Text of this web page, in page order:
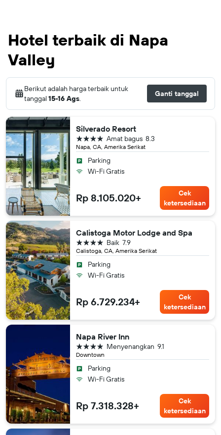
Hotel terbaik di Napa
Valley
Berikut adalah harga terbaik untuk
tanggal 15-16 Ags.
Ganti tanggal
Silverado Resort
Napa, CA, Amerika Serikat
8.3
Amat bagus
bintang 4
Parking
Wi-Fi Gratis
Rp 8.105.020+
Cek
ketersediaan
Calistoga Motor Lodge and Spa
Calistoga, CA, Amerika Serikat
7.9
Baik
bintang 4
Parking
Wi-Fi Gratis
Rp 6.729.234+
Cek
ketersediaan
Napa River Inn
Downtown
9.1
Menyenangkan
bintang 4
Parking
Wi-Fi Gratis
Rp 7.318.328+
Cek
ketersediaan